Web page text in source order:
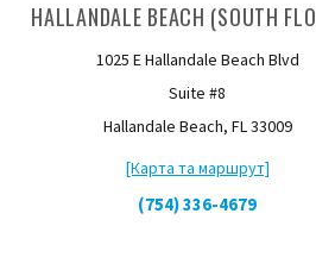
HALLANDALE BEACH (SOUTH
1025 E Hallandale Beach Blvd
Suite #8
Hallandale Beach, FL 33009
[Карта та маршрут]
(754) 336-4679